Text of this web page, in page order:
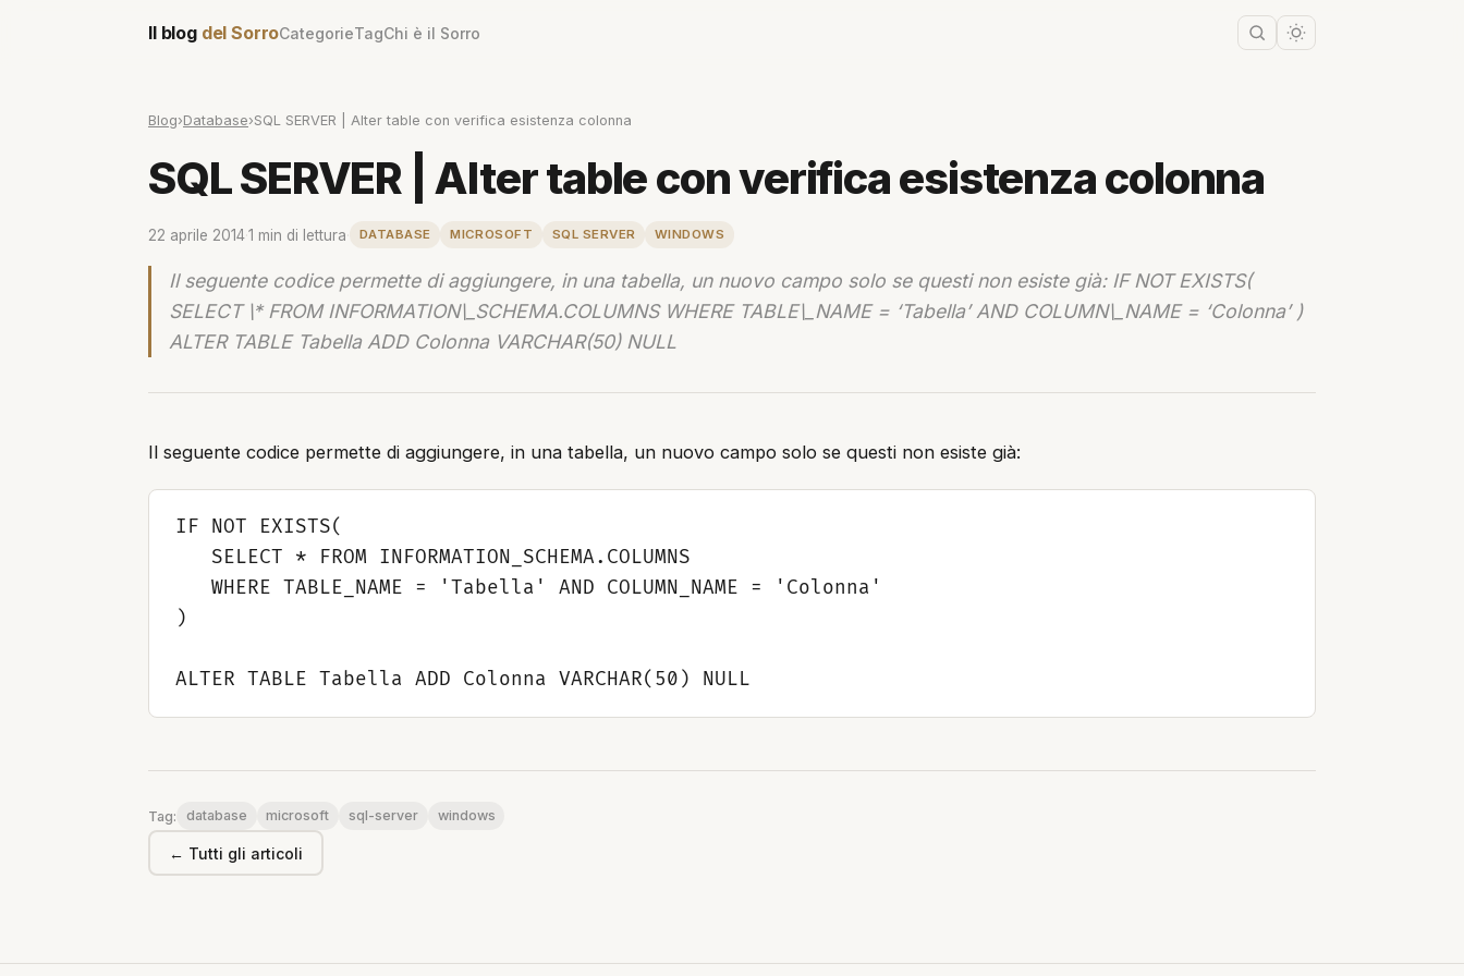
Il blog del SorroCategorieTagChi è il Sorro
Blog›Database›SQL SERVER | Alter table con verifica esistenza colonna
SQL SERVER | Alter table con verifica esistenza colonna
22 aprile 20141 min di lettura DATABASE MICROSOFT SQL SERVER WINDOWS
Il seguente codice permette di aggiungere, in una tabella, un nuovo campo solo se questi non esiste già: IF NOT EXISTS(
SELECT \* FROM INFORMATION\_SCHEMA.COLUMNS WHERE TABLE\_NAME = ‘Tabella’ AND COLUMN\_NAME = ‘Colonna’ )
ALTER TABLE Tabella ADD Colonna VARCHAR(50) NULL
Il seguente codice permette di aggiungere, in una tabella, un nuovo campo solo se questi non esiste già:
IF NOT EXISTS(
   SELECT * FROM INFORMATION_SCHEMA.COLUMNS
   WHERE TABLE_NAME = 'Tabella' AND COLUMN_NAME = 'Colonna'
)
Tag: database microsoft sql-server windows
← Tutti gli articoli